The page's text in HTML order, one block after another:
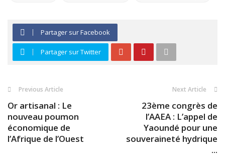
Partager sur Facebook
Partager sur Twitter
Previous Article
Or artisanal : Le
nouveau poumon
économique de
l’Afrique de l’Ouest
Next Article
23ème congrès de
l’AAEA : L’appel de
Yaoundé pour une
souveraineté hydrique
...